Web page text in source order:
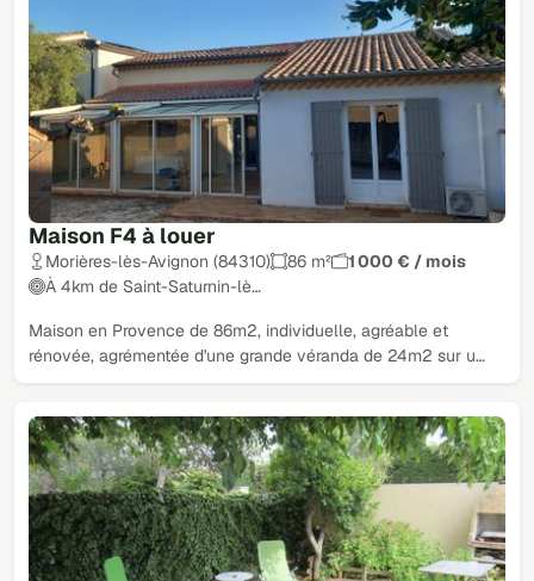
Maison F4 à louer
Morières-lès-Avignon (84310) 86 m²
1 000 € / mois
À 4km de Saint-Saturnin-lè…
Maison en Provence de 86m2, individuelle, agréable et
rénovée, agrémentée d'une grande véranda de 24m2 sur u…